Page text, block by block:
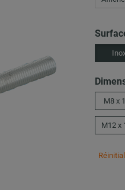
M8 x
M12 x